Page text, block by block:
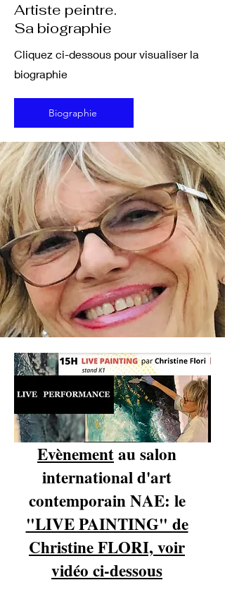
Artiste peintre.
Sa biographie
Cliquez ci-dessous pour visualiser la
biographie
Biographie
Evènementau salon
international d'art
contemporain NAE: le
"LIVE PAINTING" de
Christine FLORI, voir
vidéo ci-dessous